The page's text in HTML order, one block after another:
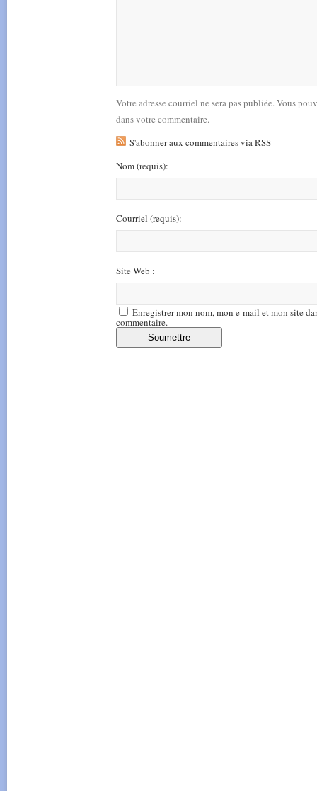
Votre adresse courriel ne sera pas publiée. Vous
dans votre commentaire.
S'abonner aux commentaires via RSS
Nom(requis):
Courriel (requis):
Site Web :
Enregistrer mon nom, mon e-mail et mon site
commentaire.